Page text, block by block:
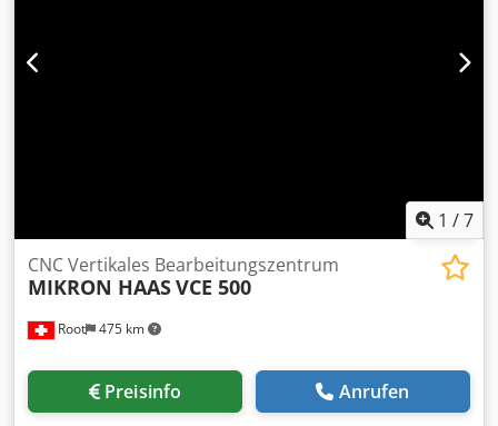
Akcjha * Bedienung - Ansteuerung aller Walzen bzw.
Maschinenachsen * digitale Positionsanzeige * manuelle
elektro-hydraulisches Klapplager für die einfache Rohr-
Entnahme - Manometer / Druckanzeige für die Walzen -
Sicherheitseinrichtung (Sicherheitsleine mit
Schaltereinheit) - Bedienungsanleitung (PDF)
1 /7
Root 475 km
CNC Vertikales Bearbeitungszentrum
MIKRON HAASVCE 500
Preisinfo Anrufen